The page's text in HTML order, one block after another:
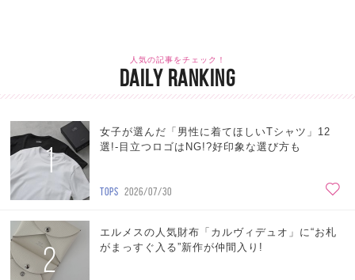
人気の記事をチェック！
DAILY RANKING
1
女子が選んだ「男性に着てほしいTシャツ」12
選!-目立つロゴはNG!?好印象な選び方も
TOPS 2026/07/30
2
エルメスの人気財布「カルヴィデュオ」に“お札
がまっすぐ入る”新作が仲間入り!